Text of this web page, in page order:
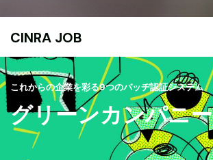
CINRA JOB
これからの企業を彩る9つのバッヂ認証システム
グリーンカンパニー